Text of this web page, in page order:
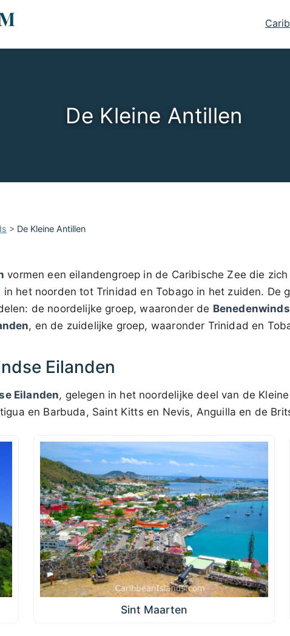
De Kleine Antillen
> De Kleine Antillen
vormen een eilandengroep in de Caribische Zee die
in het noorden tot Trinidad en Tobago in het zuiden. De
de noordelijke groep, waaronder de
, en de zuidelijke groep, waaronder Trinidad en
Eilanden
Eilanden, gelegen in het noordelijke deel van de
en Barbuda, Saint Kitts en Nevis, Anguilla en de
Sint Maarten